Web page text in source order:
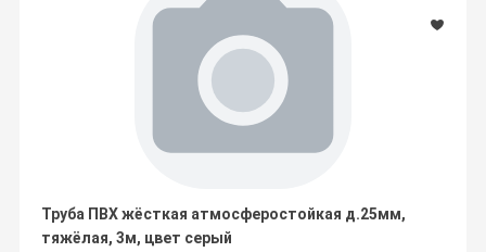
Труба ПВХ жёсткая атмосферостойкая д.25мм,
тяжёлая, 3м, цвет серый